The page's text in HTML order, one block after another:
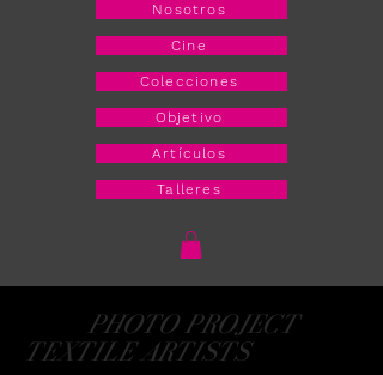
Nosotros
Cine
Colecciones
Objetivo
Artículos
Talleres
PHOTO PROJECT
TEXTILE ARTISTS